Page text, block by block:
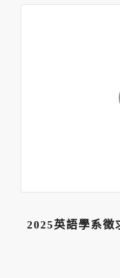
2025英語學系徵